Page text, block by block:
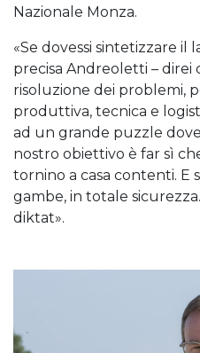
Nazionale Monza.
«Se dovessi sintetizzare il
precisa Andreoletti – direi
risoluzione dei problemi,
produttiva, tecnica e
ad un grande puzzle
nostro obiettivo è far sì
tornino a casa contenti.
gambe, in totale
diktat».